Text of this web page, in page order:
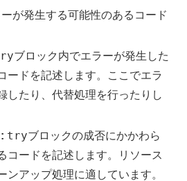
が発生する可能性のあるコード
ブロック内でエラーが発生した
ードを記述します。ここでエラ
したり、代替処理を行ったりし
tryブロックの成否にかかわら
コードを記述します。リソース
ンアップ処理に適しています。